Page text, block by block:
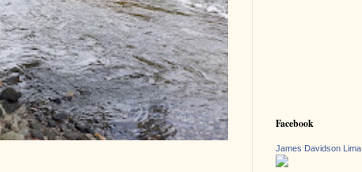
Facebook
James Davidson Lima